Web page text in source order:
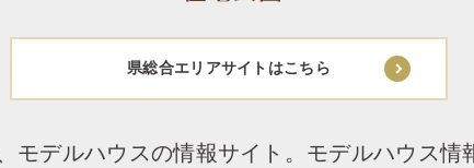
県総合エリアサイトはこちら
モデルハウスの情報サイト。 モデルハウス情